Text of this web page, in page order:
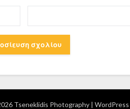
Tseneklidis Photography |